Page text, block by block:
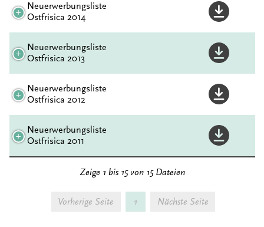
Neuerwerbungsliste
Ostfrisica 2014
Neuerwerbungsliste
Ostfrisica 2013
Neuerwerbungsliste
Ostfrisica 2012
Neuerwerbungsliste
Ostfrisica 2011
Zeige 1 bis 15 von 15 Dateien
Vorherige Seite 1 Nächste Seite